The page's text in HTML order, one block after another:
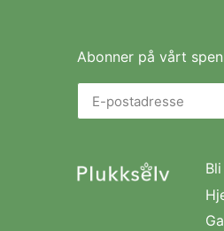
Abonner på vårt